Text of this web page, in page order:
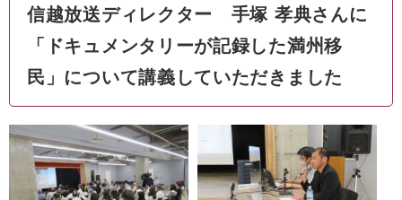
信越放送ディレクター 手塚 孝典さんに
「ドキュメンタリーが記録した満州移
民」について講義していただきました